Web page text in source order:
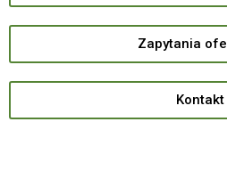
Zapytania
Kontakt